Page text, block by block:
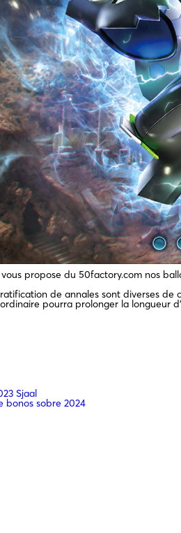
propose du 50factory.com nos
de annales sont diverses de
pourra prolonger la longueur
Sjaal
bonos sobre 2024